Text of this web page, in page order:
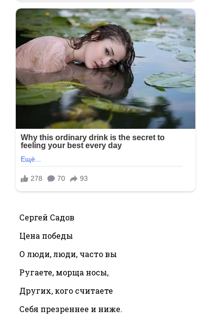
Сергей Садов
Цена победы
О люди, люди, часто вы
Ругаете, морща носы,
Других, кого считаете
Себя презреннее и ниже.